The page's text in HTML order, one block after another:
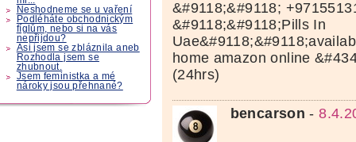
Neshodneme se u vaření
Podléháte obchodnickým
fíglům, nebo si na vás
nepřijdou?
Asi jsem se zbláznila aneb
Rozhodla jsem se
zhubnout.
Jsem feministka a mé
nároky jsou přehnané?
&#9118;&#9118;
&#9118;&#9118;Pills In
home amazon online
(24hrs)
bencarson -